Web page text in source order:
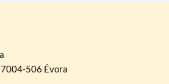
506 Évora